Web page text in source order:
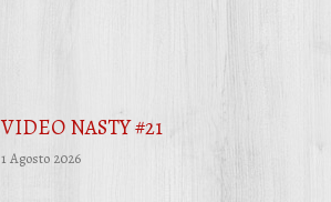
VIDEO NASTY #21
1 Agosto 2026